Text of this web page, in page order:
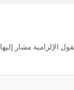
الإلزامية مشار